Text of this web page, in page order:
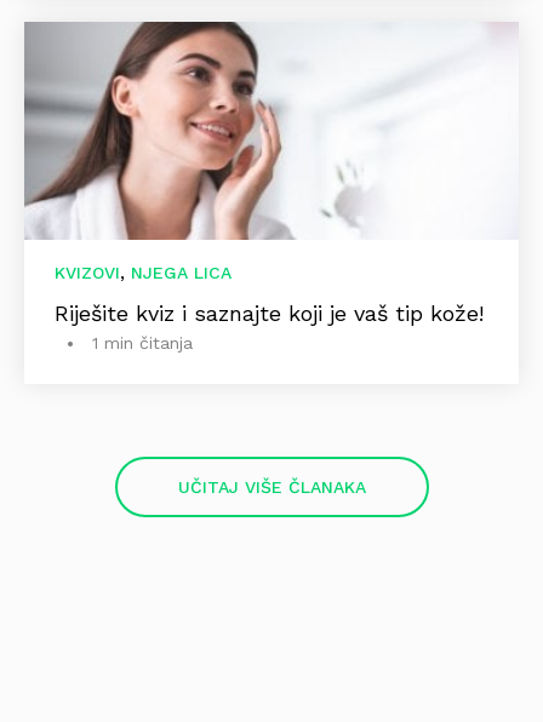
KVIZOVI, NJEGA LICA
Riješite kviz i saznajte koji je vaš tip kože!
1 min čitanja
UČITAJ VIŠE ČLANAKA